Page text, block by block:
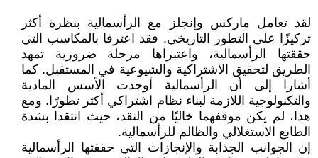
لقد تعامل ماركس وإنجلز مع الرأسمالية بنظرة أكثر
تركيزًا على التطور التاريخي. فقد اعترفا بالمكاسب التي
حققتها الرأسمالية، واعتبراها مرحلة ضرورية تمهد
الطريق لتحقيق الاشتراكية والشيوعية في المستقبل. كما
أشارا إلى أن الرأسمالية أوجدت الأسس المادية
والتكنولوجية اللازمة لبناء نظام اشتراكي أكثر تطورًا. ومع
هذا، لم يكن موقفهما خاليًا من النقد، حيث انتقدا بشدة
الطابع الاستغلالي والظالم للرأسمالية.
إن الجوانب الجذابة والإنجازات التي حققتها الرأسمالية